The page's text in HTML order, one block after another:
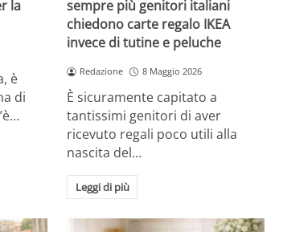
la
è
di
sempre più genitori italiani
chiedono carte regalo IKEA
invece di tutine e peluche
Redazione 8 Maggio 2026
È sicuramente capitato a
tantissimi genitori di aver
ricevuto regali poco utili alla
nascita del…
Leggi di più